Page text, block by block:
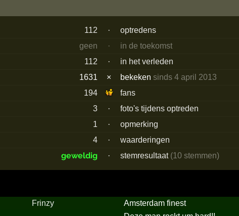
112 ·
optredens
geen
·
in de toekomst
112
·
in het verleden
1631
× bekekensinds 4 april 2013
194
fans
3
·
foto's tijdens optreden
1
·
opmerking
4
· waarderingen
geweldig · stemresultaat (10 stemmen)
Frinzy Amsterdam finest